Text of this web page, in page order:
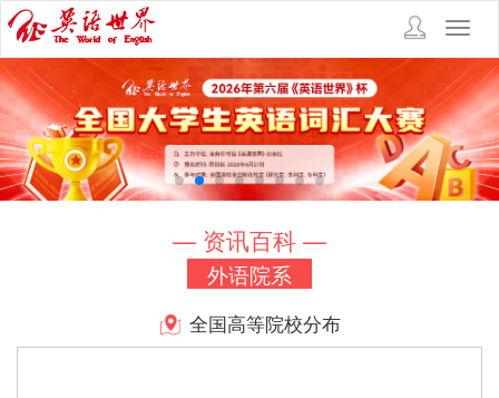
— 资讯百科 —
外语院系
全国高等院校分布